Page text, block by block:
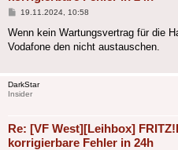
Beitrag
19.11.2024, 10:58
Wenn kein Wartungsvertrag für die
Vodafone den nicht austauschen.
DarkStar
Insider
Re: [VF West][Leihbox]
korrigierbare Fehler in 24h